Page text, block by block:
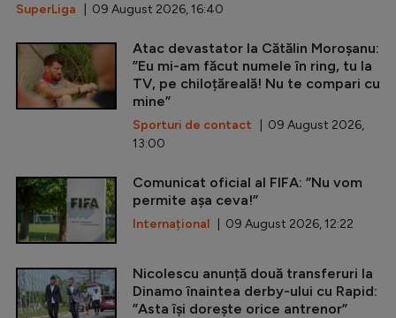
SuperLiga | 09 August 2026, 16:40
Atac devastator la Cătălin Moroșanu:
”Eu mi-am făcut numele în ring, tu la
TV, pe chiloțăreală! Nu te compari cu
mine”
Sporturi de contact | 09 August 2026,
13:00
Comunicat oficial al FIFA: ”Nu vom
permite așa ceva!”
Internațional | 09 August 2026, 12:22
Nicolescu anunță două transferuri la
Dinamo înaintea derby-ului cu Rapid:
”Asta își dorește orice antrenor”